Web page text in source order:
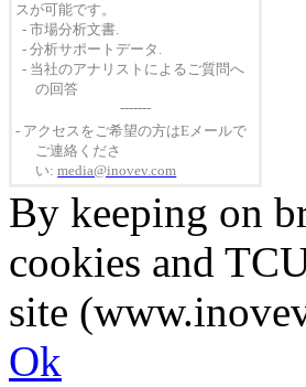
スが可能です。
- 市場分析文書.
- 分析サポートデータ .
- 当社のアナリストによるご質問へ
の回答
-------
- アクセスをご希望の方はEメールで
ご連絡くださ
い:media@inovev.com
By keeping on
cookies and
site
Ok